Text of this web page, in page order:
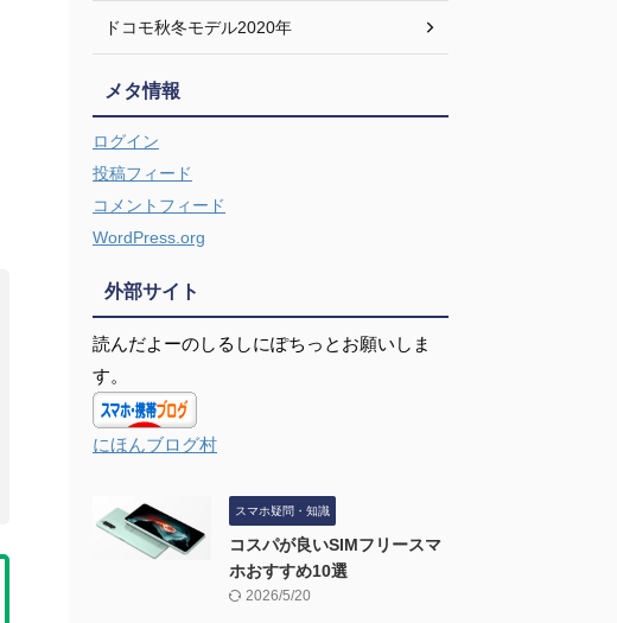
ドコモ秋冬モデル2020年
メタ情報
ログイン
投稿フィード
コメントフィード
WordPress.org
外部サイト
読んだよーのしるしにぽちっとお願いしま
す。
にほんブログ村
スマホ疑問・知識
コスパが良いSIMフリースマ
ホおすすめ10選
2026/5/20